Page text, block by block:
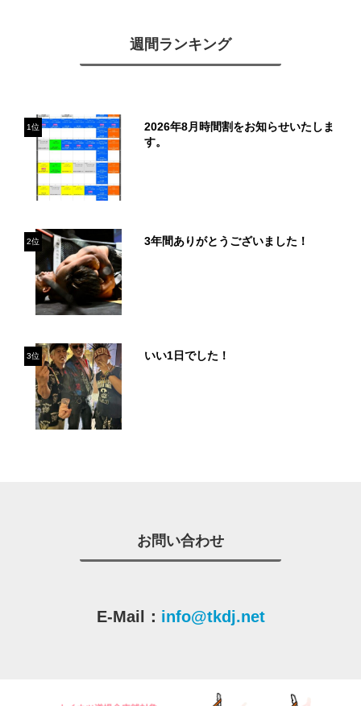
週間ランキング
1位
2026年8月時間割をお知らせいたしま
す。
2位 3年間ありがとうございました！
3位 いい1日でした！
お問い合わせ
E-Mail： info@tkdj.net